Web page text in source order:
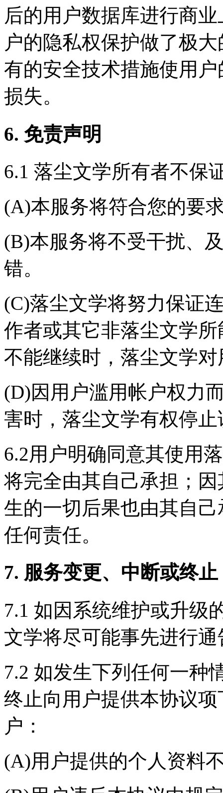
后的用户数据库进行商
户的隐私权保护做了极
有的安全技术措施使用
损失。
6. 免责声明
6.1 落尘文学所有者不保
(A)本服务将符合您的要
(B)本服务将不受干扰、
错。
(C)落尘文学将努力保证
作者或其它非落尘文学
不能继续时，落尘文学
(D)因用户滥用帐户权力
害时，落尘文学有权停
6.2用户明确同意其使用
将完全由其自己承担；
生的一切后果也由其自
任何责任。
7. 服务变更、中断或终止
7.1 如因系统维护或升级
文学将尽可能事先进行通
7.2 如发生下列任何一种
终止向用户提供本协议
户：
(A)用户提供的个人资料